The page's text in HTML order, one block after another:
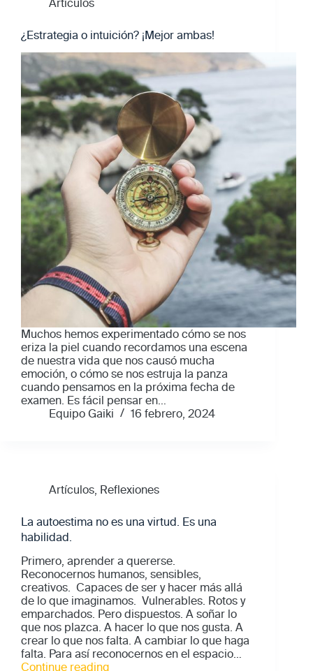
Artículos
¿Estrategia o intuición? ¡Mejor ambas!
Muchos hemos experimentado cómo se nos
eriza la piel cuando recordamos una escena
de nuestra vida que nos causó mucha
emoción, o cómo se nos estruja la panza
cuando pensamos en la próxima fecha de
examen. Es fácil pensar en…
Equipo Gaiki
16 febrero, 2024
Artículos, Reflexiones
La autoestima no es una virtud. Es una
habilidad.
Primero, aprender a quererse.
Reconocernos humanos, sensibles,
creativos. Capaces de ser y hacer más allá
de lo que imaginamos. Vulnerables. Rotos y
emparchados. Pero dispuestos. A soñar lo
que nos plazca. A hacer lo que nos gusta. A
crear lo que nos falta. A cambiar lo que haga
falta. Para así reconocernos en el espacio…
Continue reading"La